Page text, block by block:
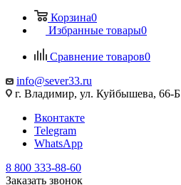
Корзина0
Избранные товары0
Сравнение товаров0
info@sever33.ru
г. Владимир, ул. Куйбышева, 66-Б
Вконтакте
Telegram
WhatsApp
8 800 333-88-60
Заказать звонок